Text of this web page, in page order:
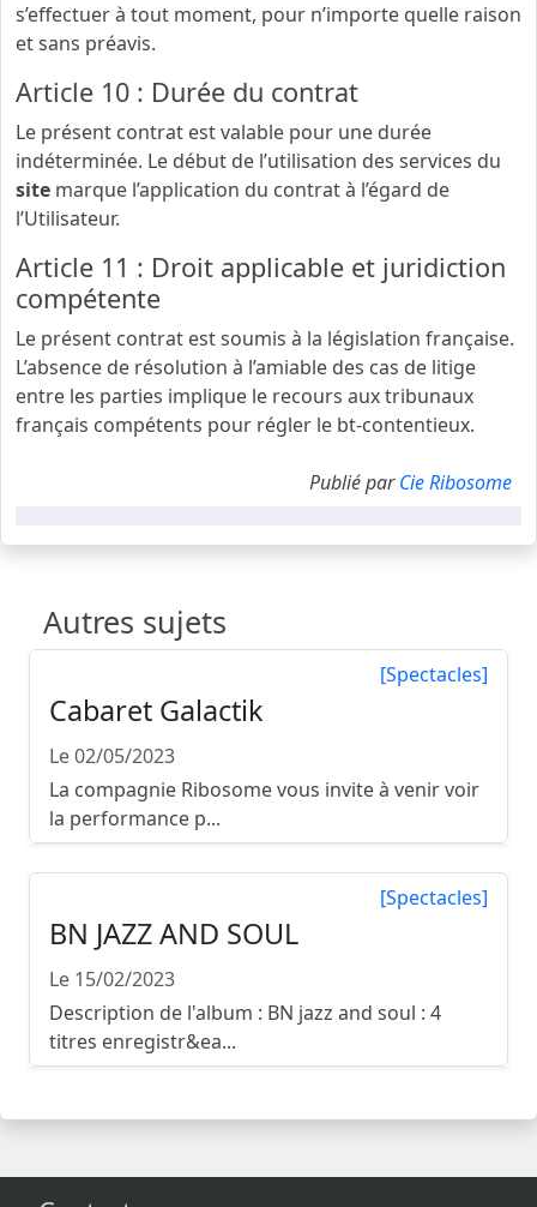
s’effectuer à tout moment, pour n’importe quelle raison
et sans préavis.
Article 10 : Durée du contrat
Le présent contrat est valable pour une durée
indéterminée. Le début de l’utilisation des services du
site marque l’application du contrat à l’égard de
l’Utilisateur.
Article 11 : Droit applicable et juridiction
compétente
Le présent contrat est soumis à la législation française.
L’absence de résolution à l’amiable des cas de litige
entre les parties implique le recours aux tribunaux
français compétents pour régler le bt-contentieux.
Publié parCie Ribosome
Autres sujets
[Spectacles]
Cabaret Galactik
Le 02/05/2023
La compagnie Ribosome vous invite à venir voir
la performance p...
[Spectacles]
BN JAZZ AND SOUL
Le 15/02/2023
Description de l'album : BN jazz and soul : 4
titres enregistr&ea...